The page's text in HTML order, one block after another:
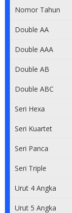
Nomor Tahun
Double AA
Double AAA
Double AB
Double ABC
Seri Hexa
Seri Kuartet
Seri Panca
Seri Triple
Urut 4 Angka
Urut 5 Angka